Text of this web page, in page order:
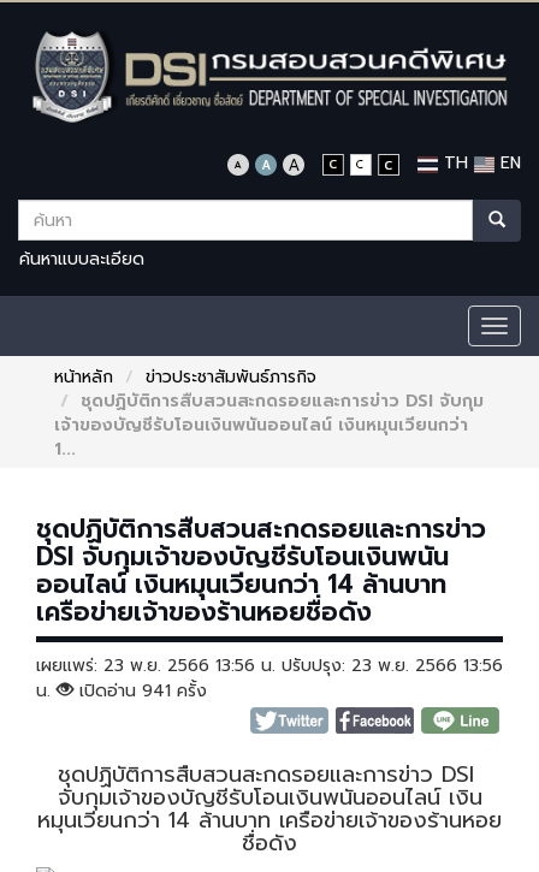
TH EN
ค้นหาแบบละเอียด
หน้าหลัก
ข่าวประชาสัมพันธ์ภารกิจ
ชุดปฏิบัติการสืบสวนสะกดรอยและการข่าว DSI จับกุม
เจ้าของบัญชีรับโอนเงินพนันออนไลน์ เงินหมุนเวียนกว่า
1...
ชุดปฏิบัติการสืบสวนสะกดรอยและการข่าว
DSI จับกุมเจ้าของบัญชีรับโอนเงินพนัน
ออนไลน์ เงินหมุนเวียนกว่า 14 ล้านบาท
เครือข่ายเจ้าของร้านหอยชื่อดัง
เผยแพร่: 23 พ.ย. 2566 13:56 น. ปรับปรุง: 23 พ.ย. 2566 13:56
น.
เปิดอ่าน 941 ครั้ง
ชุดปฏิบัติการสืบสวนสะกดรอยและการข่าว DSI
จับกุมเจ้าของบัญชีรับโอนเงินพนันออนไลน์ เงิน
หมุนเวียนกว่า 14 ล้านบาท เครือข่ายเจ้าของร้านหอย
ชื่อดัง